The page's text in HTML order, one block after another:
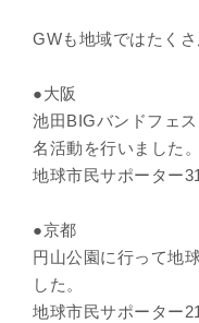
GWも地域ではたく
●大阪
池田BIGバンドフェ
名活動を行いました。
地球市民サポーター
●京都
円山公園に行って地
した。
地球市民サポーター